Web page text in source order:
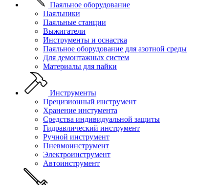
Паяльное оборудование
Паяльники
Паяльные станции
Выжигатели
Инструменты и оснастка
Паяльное оборудование для азотной среды
Для демонтажных систем
Материалы для пайки
Инструменты
Прецизионный инструмент
Хранение инстумента
Средства индивидуальной защиты
Гидравлический инструмент
Ручной инструмент
Пневмоинструмент
Электроинструмент
Автоинструмент